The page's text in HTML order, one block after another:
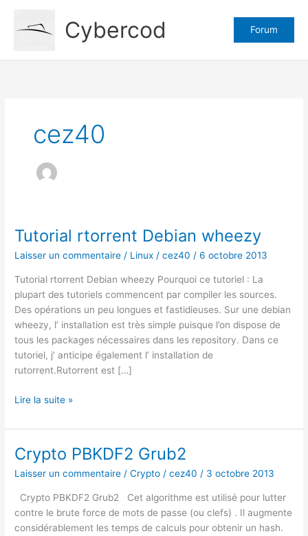
Cybercod Forum
cez40
Tutorial rtorrent Debian wheezy
Laisser un commentaire / Linux /cez40/6 octobre 2013
Tutorial rtorrent Debian wheezy Pourquoi ce tutoriel : La
plupart des tutoriels commencent par compiler les sources.
Des opérations un peu longues et fastidieuses. Sur une debian
wheezy, l’ installation est très simple puisque l’on dispose de
tous les packages nécessaires dans les repository. Dans ce
tutoriel, j’ anticipe également l’ installation de
rutorrent.Rutorrent est […]
Tutorial
Debian
Lire la suite »
Crypto PBKDF2 Grub2
Laisser un commentaire /Crypto /cez40/ 3 octobre 2013
Crypto PBKDF2 Grub2 Cet algorithme est utilisé pour lutter
contre le brute force de mots de passe (ou clefs) . Il augmente
considérablement les temps de calculs pour obtenir un hash.